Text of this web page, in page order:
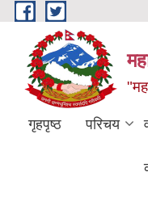
Skip to main content
गृहपृष्ठ परिचय